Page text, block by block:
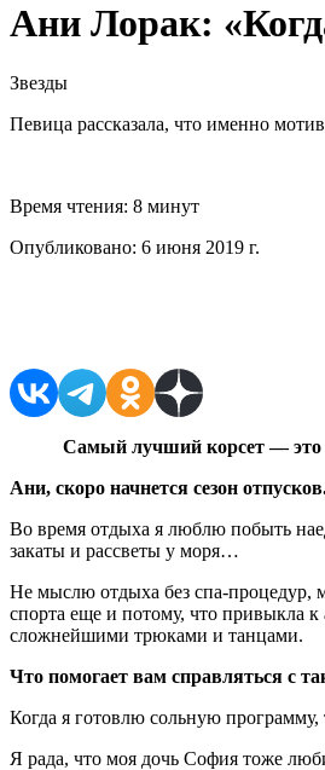
Ани Лорак:
Звезды
Певица рассказала, что именно
Время чтения: 8 минут
Опубликовано: 6 июня 2019 г.
Самый лучший корсет —
Ани, скоро начнется сезон
Во время отдыха я люблю побыть
закаты и рассветы у моря…
Не мыслю отдыха без спа-процедур,
спорта еще и потому, что привыкла
сложнейшими трюками и танцами.
Что помогает вам справляться с
Когда я готовлю сольную
Я рада, что моя дочь София тоже